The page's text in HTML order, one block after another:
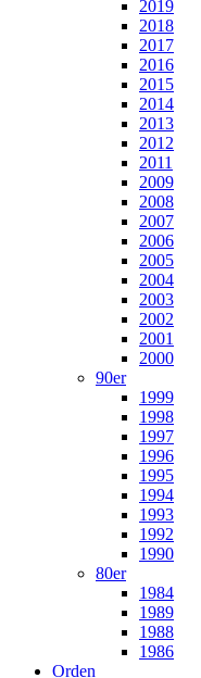
2019
2018
2017
2016
2015
2014
2013
2012
2011
2009
2008
2007
2006
2005
2004
2003
2002
2001
2000
90er
1999
1998
1997
1996
1995
1994
1993
1992
1990
80er
1984
1989
1988
1986
Orden